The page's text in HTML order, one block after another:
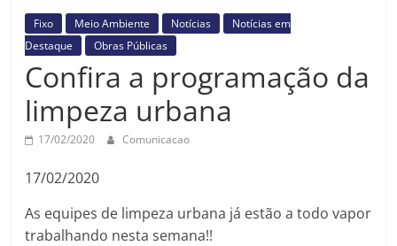
Fixo Meio Ambiente Notícias
Notícias em
Destaque
Obras Públicas
Confira a programação da
limpeza urbana
17/02/2020 Comunicacao
17/02/2020
As equipes de limpeza urbana já estão a todo vapor
trabalhando nesta semana!!